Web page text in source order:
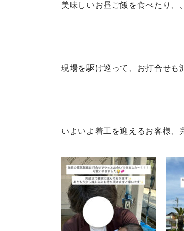
美味しいお昼ご飯を食べたり、
現場を駆け巡って、お打合せも
いよいよ着工を迎えるお客様、